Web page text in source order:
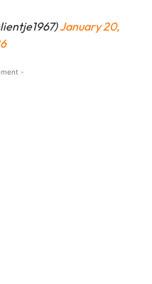
January 20,
-